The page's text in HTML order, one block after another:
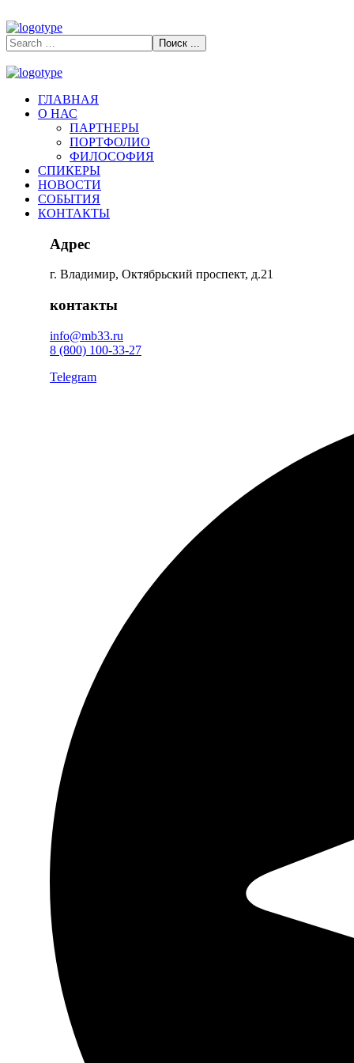
ГЛАВНАЯ
О НАС
ПАРТНЕРЫ
ПОРТФОЛИО
ФИЛОСОФИЯ
СПИКЕРЫ
НОВОСТИ
СОБЫТИЯ
КОНТАКТЫ
Адрес
г. Владимир, Октябрьский проспект, д.21
контакты
info@mb33.ru
8 (800) 100-33-27
Telegram